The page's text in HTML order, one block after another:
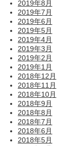
2019年8月
2019年7月
2019年6月
2019年5月
2019年4月
2019年3月
2019年2月
2019年1月
2018年12月
2018年11月
2018年10月
2018年9月
2018年8月
2018年7月
2018年6月
2018年5月